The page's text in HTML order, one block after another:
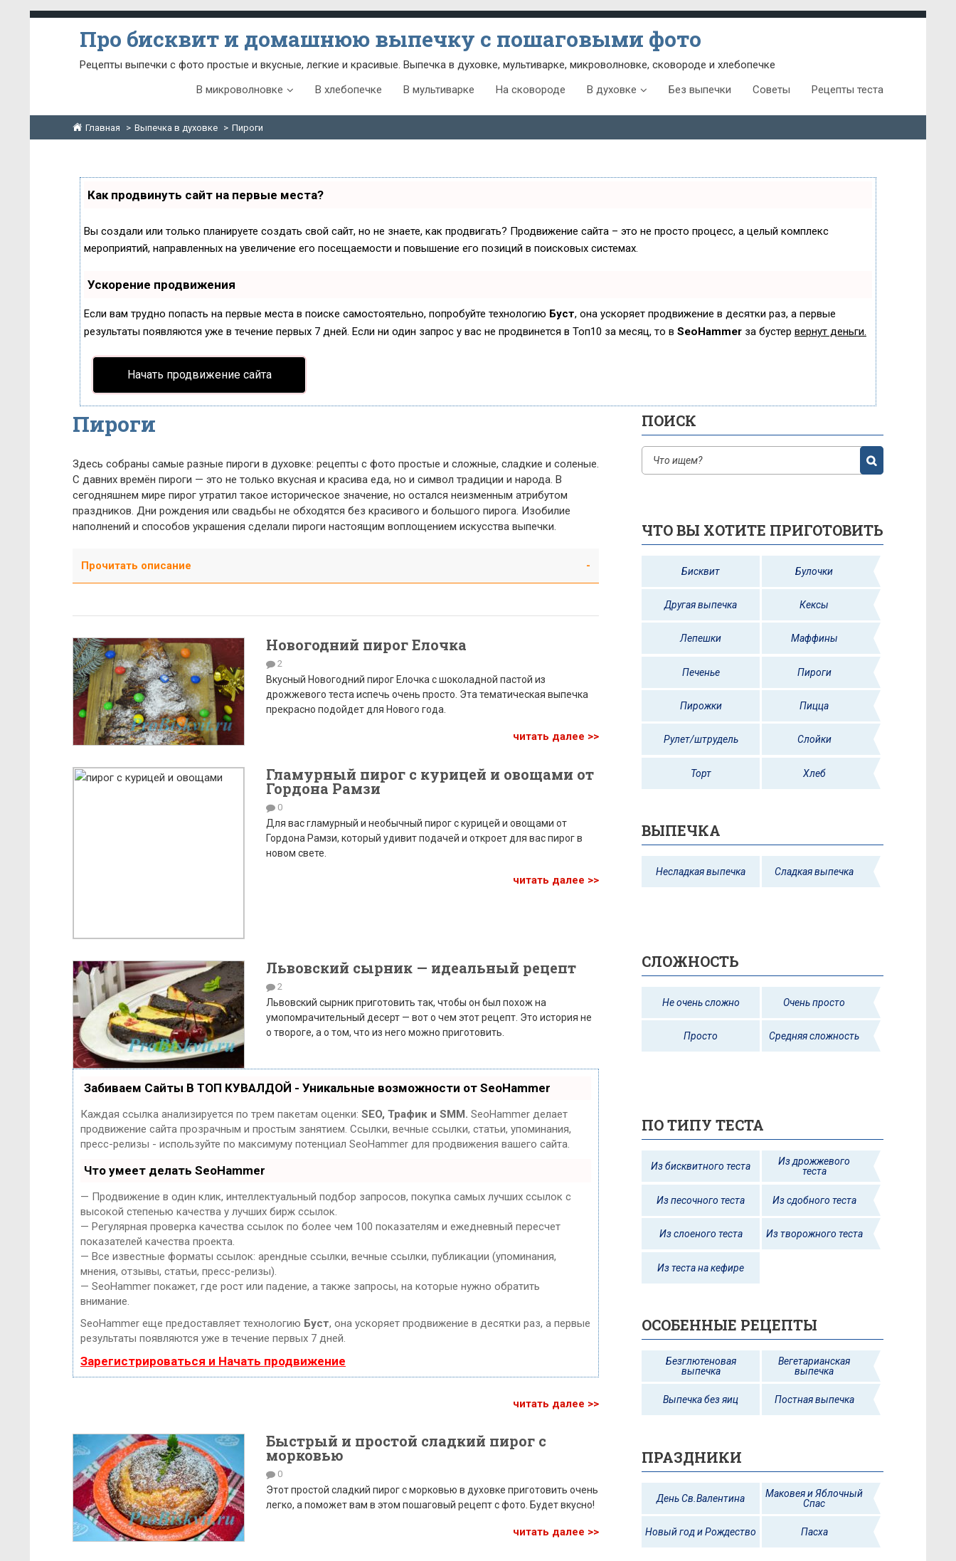
Про бисквит и домашнюю выпечку с пошаговыми фото
Рецепты выпечки с фото простые и вкусные, легкие и красивые. Выпечка в духовке, мультиварке, микроволновке, сковороде и хлебопечке
В микроволновке
В хлебопечке В мультиварке На сковороде В духовке Без выпечки Советы Рецепты теста
Главная Выпечка в духовке Пироги
Как продвинуть сайт на первые места?
Вы создали или только планируете создать свой сайт, но не знаете, как продвигать? Продвижение сайта – это не просто процесс, а целый комплекс
мероприятий, направленных на увеличение его посещаемости и повышение его позиций в поисковых системах.
Ускорение продвижения
Если вам трудно попасть на первые места в поиске самостоятельно, попробуйте технологию Буст, она ускоряет продвижение в десятки раз, а первые
результаты появляются уже в течение первых 7 дней. Если ни один запрос у вас не продвинется в Топ10 за месяц, то в SeoHammer за бустер вернут деньги.
Начать продвижение сайта
Пироги
Здесь собраны самые разные пироги в духовке: рецепты с фото простые и сложные, сладкие и соленые.
С давних времён пироги — это не только вкусная и красива еда, но и символ традиции и народа. В
сегодняшнем мире пирог утратил такое историческое значение, но остался неизменным атрибутом
праздников. Дни рождения или свадьбы не обходятся без красивого и большого пирога. Изобилие
наполнений и способов украшения сделали пироги настоящим воплощением искусства выпечки.
Прочитать описание
Новогодний пирог Елочка
2
Вкусный Новогодний пирог Елочка с шоколадной пастой из
дрожжевого теста испечь очень просто. Эта тематическая выпечка
прекрасно подойдет для Нового года.
читать далее >>
Гламурный пирог с курицей и овощами от
Гордона Рамзи
0
Для вас гламурный и необычный пирог с курицей и овощами от
Гордона Рамзи, который удивит подачей и откроет для вас пирог в
новом свете.
читать далее >>
Львовский сырник — идеальный рецепт
2
Львовский сырник приготовить так, чтобы он был похож на
умопомрачительный десерт — вот о чем этот рецепт. Это история не
о твороге, а о том, что из него можно приготовить.
Забиваем Сайты В ТОП КУВАЛДОЙ - Уникальные возможности от SeoHammer
Каждая ссылка анализируется по трем пакетам оценки: SEO, Трафик и SMM. SeoHammer делает
продвижение сайта прозрачным и простым занятием. Ссылки, вечные ссылки, статьи, упоминания,
пресс-релизы - используйте по максимуму потенциал SeoHammer для продвижения вашего сайта.
Что умеет делать SeoHammer
— Продвижение в один клик, интеллектуальный подбор запросов, покупка самых лучших ссылок с
высокой степенью качества у лучших бирж ссылок.
— Регулярная проверка качества ссылок по более чем 100 показателям и ежедневный пересчет
показателей качества проекта.
— Все известные форматы ссылок: арендные ссылки, вечные ссылки, публикации (упоминания,
мнения, отзывы, статьи, пресс-релизы).
— SeoHammer покажет, где рост или падение, а также запросы, на которые нужно обратить
внимание.
SeoHammer еще предоставляет технологию Буст, она ускоряет продвижение в десятки раз, а первые
результаты появляются уже в течение первых 7 дней.
Зарегистрироваться и Начать продвижение
читать далее >>
Быстрый и простой сладкий пирог с
морковью
0
Этот простой сладкий пирог с морковью в духовке приготовить очень
легко, а поможет вам в этом пошаговый рецепт с фото. Будет вкусно!
читать далее >>
ПОИСК
ЧТО ВЫ ХОТИТЕ ПРИГОТОВИТЬ
Бисквит Булочки
Другая выпечка Кексы
Лепешки Маффины
Печенье Пироги
Пирожки Пицца
Рулет/штрудель Слойки
Торт Хлеб
ВЫПЕЧКА
Несладкая выпечка Сладкая выпечка
СЛОЖНОСТЬ
Не очень сложно Очень просто
Просто Средняя сложность
ПО ТИПУ ТЕСТА
Из бисквитного теста
Из дрожжевого
теста
Из песочного теста Из сдобного теста
Из слоеного теста Из творожного теста
Из теста на кефире
ОСОБЕННЫЕ РЕЦЕПТЫ
Безглютеновая
выпечка
Вегетарианская
выпечка
Выпечка без яиц Постная выпечка
ПРАЗДНИКИ
День Св.Валентина
Маковея и Яблочный
Спас
Новый год и Рождество Пасха